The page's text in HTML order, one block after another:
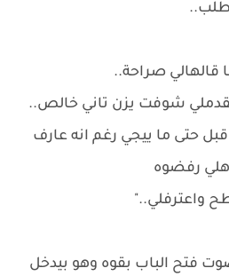
طلب..
صراحة..
شوفت يزن تاني خالص..
حتى ما ييجي رغم انه عارف
رفضوه
واعترفلي.."
فتح الباب بقوه وهو بيدخل